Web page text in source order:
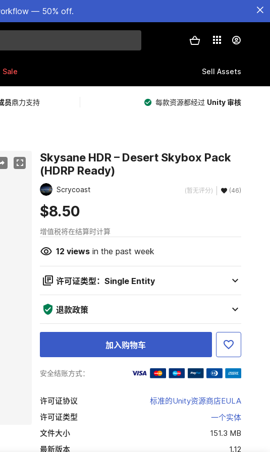
— 50% off.
Sale Sell Assets
员鼎力支持 每款资源都经过 Unity 审核
Skysane HDR – Desert Skybox Pack
(HDRP Ready)
Scrycoast (暂无评分) (46)
$8.50
增值税将在结算时计算
12 viewsin the past week
许可证类型：Single Entity
退款政策
加入购物车
安全结账方式：
许可证协议
标准的Unity资源商店EULA
许可证类型
一个实体
文件大小
151.3 MB
最新版本
1.12